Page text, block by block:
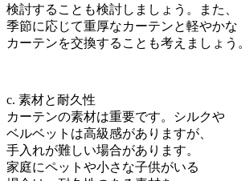
検討することも検討しましょう。また、
季節に応じて重厚なカーテンと軽やかな
カーテンを交換することも考えましょう。
c. 素材と耐久性
カーテンの素材は重要です。シルクや
ベルベットは高級感がありますが、
手入れが難しい場合があります。
家庭にペットや小さな子供がいる